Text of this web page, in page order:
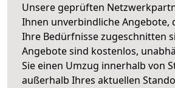
Unsere geprüften
Ihnen unverbindliche Angebote,
Ihre Bedürfnisse zugeschnitten
Angebote sind kostenlos,
Sie einen Umzug innerhalb von
außerhalb Ihres aktuellen